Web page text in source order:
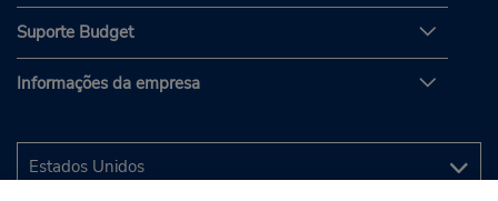
Suporte Budget
Informações da empresa